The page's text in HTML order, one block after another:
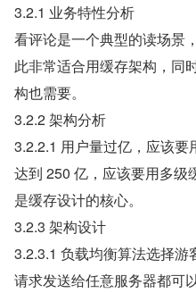
3.2.1 业务特性分析
看评论是一个典型的读场景
此非常适合用缓存架构，同
构也需要。
3.2.2 架构分析
3.2.2.1 用户量过亿，应该
达到 250 亿，应该要用多级
是缓存设计的核心。
3.2.3 架构设计
3.2.3.1 负载均衡算法选择
请求发送给任意服务器都可